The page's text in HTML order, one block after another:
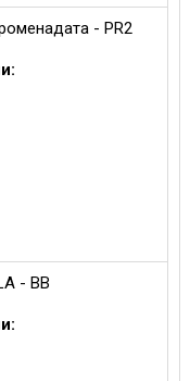
- PR2
- BB